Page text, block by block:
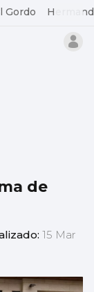
Gordo
de
15 Mar